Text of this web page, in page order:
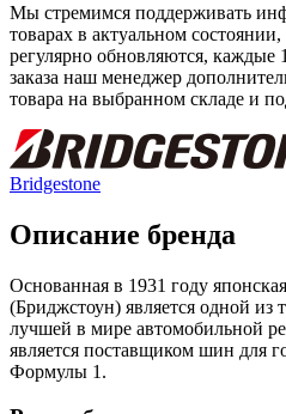
Мы стремимся поддерживать
товарах в актуальном
регулярно обновляются,
заказа наш менеджер
товара на выбранном складе и
Bridgestone
Описание бренда
Основанная в 1931 году
(Бриджстоун) является одной из
лучшей в мире автомобильной
является поставщиком шин для
Формулы 1.